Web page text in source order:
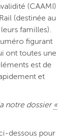
(CAAMI)
(destinée au
familles).
figurant
ont toutes une
est de
et
notre dossier «
dessous pour